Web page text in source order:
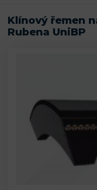
Klínový řemen
Rubena UniBP